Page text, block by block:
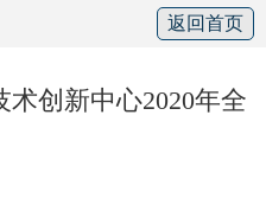
返回首页
创新中心2020年全